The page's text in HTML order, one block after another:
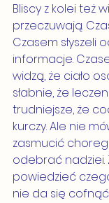
Bliscy z kolei też
przeczuwają.
Czasem słyszeli
informacje.
widzą, że ciało
słabnie, że
trudniejsze, że
kurczy. Ale nie
zasmucić
odebrać nadziei.
powiedzieć
nie da się cofnąć.